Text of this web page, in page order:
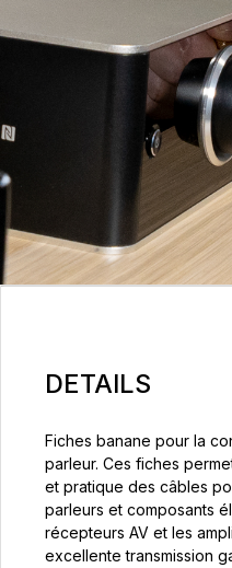
DETAILS
Fiches banane pour la
parleur. Ces fiches
et pratique des câbles
parleurs et composants
récepteurs AV et les
excellente transmission